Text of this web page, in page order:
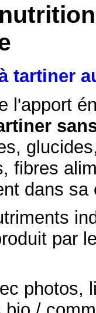
tartiner
l'apport
fibres
dans sa
par
photos,